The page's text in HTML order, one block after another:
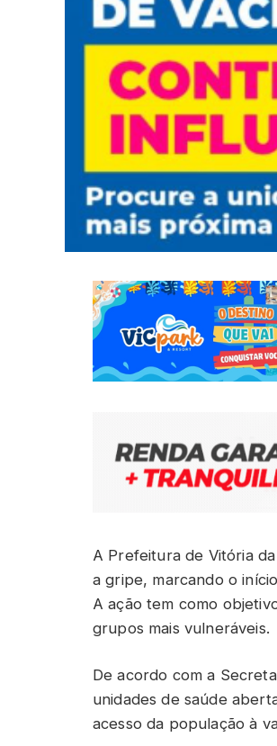
A Prefeitura de Vitória
a gripe, marcando o
A ação tem como
grupos mais vulneráveis.
De acordo com a
unidades de saúde
acesso da população à